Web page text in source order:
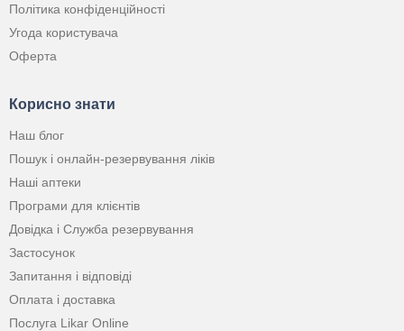
Політика конфіденційності
Угода користувача
Оферта
Корисно знати
Наш блог
Пошук і онлайн-резервування ліків
Наші аптеки
Програми для клієнтів
Довідка і Служба резервування
Застосунок
Запитання і відповіді
Оплата і доставка
Послуга Likar Online